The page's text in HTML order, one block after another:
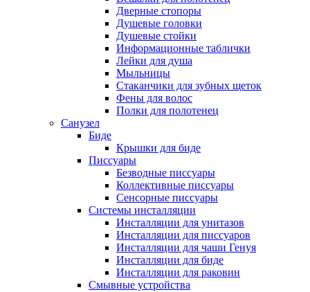
Дверные стопоры
Душевые головки
Душевые стойки
Информационные таблички
Лейки для душа
Мыльницы
Стаканчики для зубных щеток
Фены для волос
Полки для полотенец
Санузел
Биде
Крышки для биде
Писсуары
Безводные писсуары
Коллективные писсуары
Сенсорные писсуары
Системы инсталляции
Инсталляции для унитазов
Инсталляции для писсуаров
Инсталляции для чаши Генуя
Инсталляции для биде
Инсталляции для раковин
Смывные устройства